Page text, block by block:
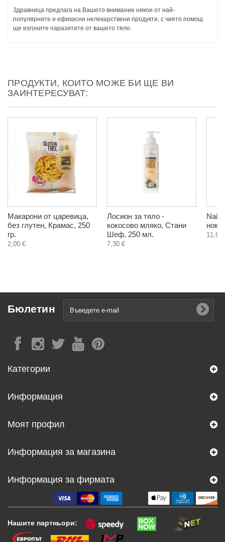
Здравница предлага на Вашето внимание някои от най-
популярните и ефикасни нелекарствени продукти, с чиято помощ
ще изгоните паразитите от вашето тяло.
ПРОДУКТИ, КОИТО МОЖЕ БИ ЩЕ ВИ
ЗАИНТЕРЕСУВАТ:
Макарони от царевица,
без глутен, Крамас, 250
гр.
2,00 €
Лосион за тяло -
кокосово мляко, Стани
Шеф, 250 мл.
7,30 €
Nail
11,65
Бюлетин
Категории
Информация
Моят профил
Информация за магазина
Информация за фирмата
Нашите партньори: